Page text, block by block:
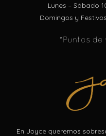
Lunes – Sábado
Domingos y
*Puntos de
En Joyce queremos